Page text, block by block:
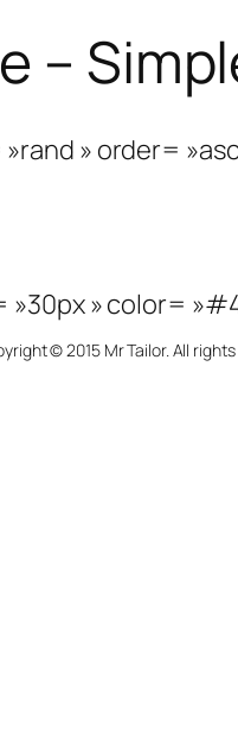
–
» order= »asc
» color=
© 2015 Mr Tailor. All